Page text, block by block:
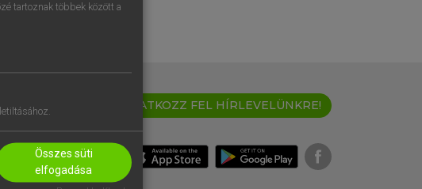
IRATKOZZ FEL HÍRLEVELÜNKRE!
tartoznak többek között a
Összes süti
elfogadása